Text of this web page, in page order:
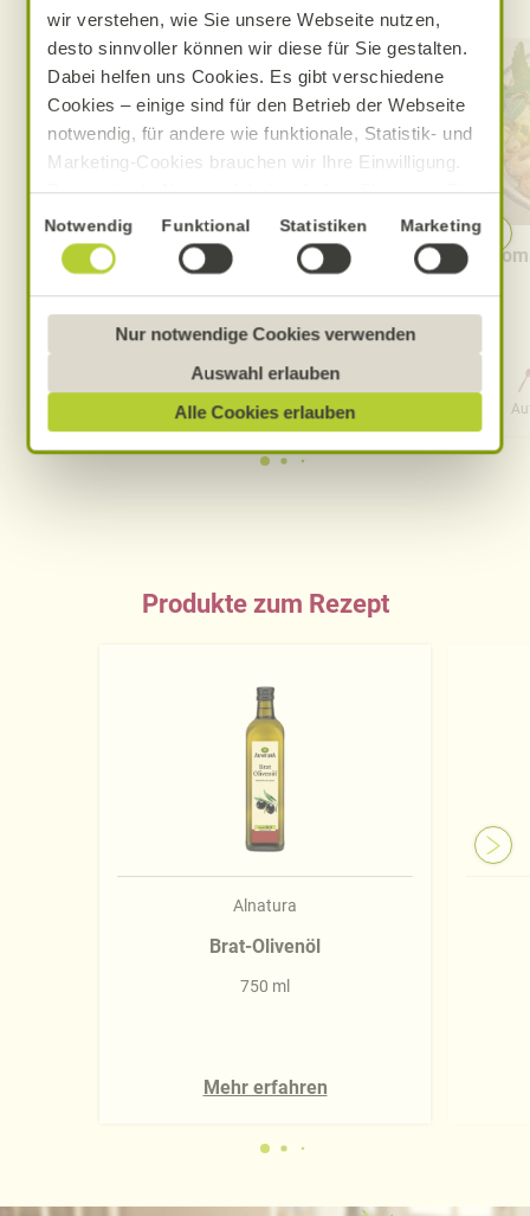
wir verstehen, wie Sie unsere Webseite nutzen,
desto sinnvoller können wir diese für Sie gestalten.
Dabei helfen uns Cookies. Es gibt verschiedene
Cookies – einige sind für den Betrieb der Webseite
notwendig, für andere wie funktionale, Statistik- und
Marketing-Cookies brauchen wir Ihre Einwilligung.
Das optimale Nutzererlebnis erhalten Sie, wenn Sie
„Alle Cookies erlauben“ anklicken. Ihre Einwilligung
umfasst in diesem Fall auch den Einsatz von
Dienstleistern in Drittländern, die kein mit der EU
Sofern personenbezogene Daten dorthin übermittelt
werden, besteht das Risiko, dass diese erfasst und
analysiert werden und Betroffenenrechte nicht
durchgesetzt werden könnten. Sie können jederzeit
Ihre Einwilligung zur Datenverarbeitung und
Näheres über uns erfahren Sie in unserem
Impressum.
Einwilligungsauswahl
Notwendig Funktional Statistiken Marketing
Alle Cookies erlauben
Auswahl erlauben
Nur notwendige Cookies verwenden
Cremige Tomaten-Knoblauch-
Aufwand
0 Std. 30 Min.
Gesamtzeit
Produkte zum Rezept
Alnatura
Brat-Olivenöl
750 ml
Mehr erfahren